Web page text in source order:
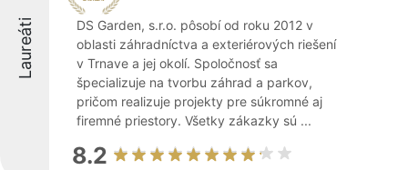
Laureáti
DS Garden, s.r.o. pôsobí od roku 2012 v
oblasti záhradníctva a exteriérových riešení
v Trnave a jej okolí. Spoločnosť sa
špecializuje na tvorbu záhrad a parkov,
pričom realizuje projekty pre súkromné aj
firemné priestory. Všetky zákazky sú ...
8.2